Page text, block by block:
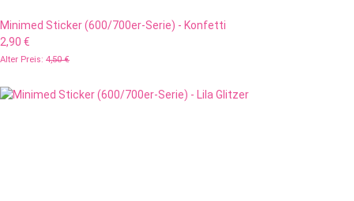
Minimed Sticker (600/700er-Serie) - Konfetti
2,90 €
Alter Preis: 4,50 €